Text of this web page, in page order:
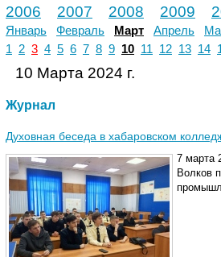
2006
2007 2008 2009
Январь Февраль Март Апрель
1
2 3 4 5 6 7 8 9 10 11 12 13 14
10 Марта 2024 г.
Журнал
Духовная беседа в хабаровском
7 марта
Волков